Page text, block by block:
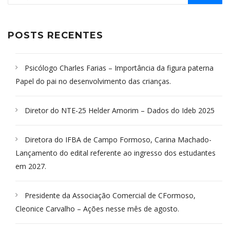
POSTS RECENTES
Psicólogo Charles Farias – Importância da figura paterna
Papel do pai no desenvolvimento das crianças.
Diretor do NTE-25 Helder Amorim – Dados do Ideb 2025
Diretora do IFBA de Campo Formoso, Carina Machado-
Lançamento do edital referente ao ingresso dos estudantes
em 2027.
Presidente da Associação Comercial de CFormoso,
Cleonice Carvalho – Ações nesse mês de agosto.